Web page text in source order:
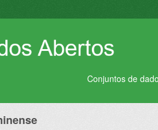
Conjuntos de